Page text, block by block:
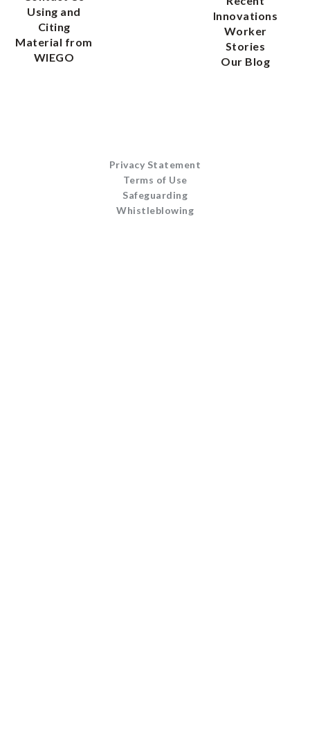
Using and
Citing
Material from
WIEGO
Innovations
Worker
Stories
Our Blog
Privacy Statement
Terms of Use
Safeguarding
Whistleblowing